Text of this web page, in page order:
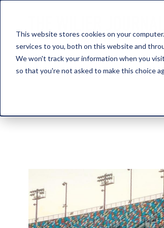
This website stores cookies on your
services to you, both on this website and
We won't track your information when you
so that you're not asked to make this choice